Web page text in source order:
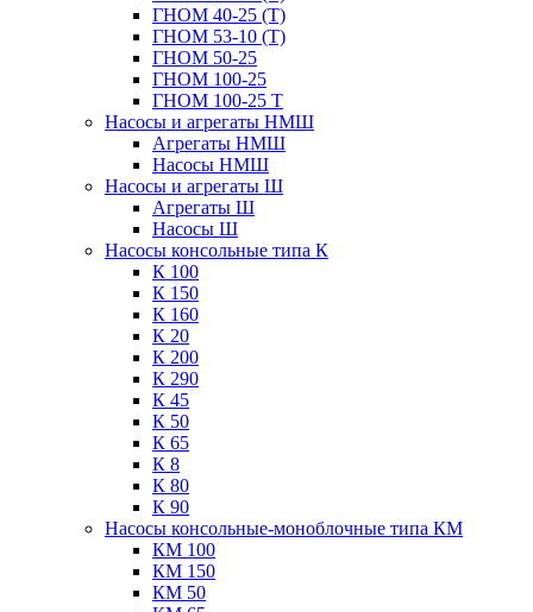
ГНОМ 40-25 (Т)
ГНОМ 53-10 (Т)
ГНОМ 50-25
ГНОМ 100-25
ГНОМ 100-25 Т
Насосы и агрегаты НМШ
Агрегаты НМШ
Насосы НМШ
Насосы и агрегаты Ш
Агрегаты Ш
Насосы Ш
Насосы консольные типа К
К 100
К 150
К 160
К 20
К 200
К 290
К 45
К 50
К 65
К 8
К 80
К 90
Насосы консольные-моноблочные типа КМ
КМ 100
КМ 150
КМ 50